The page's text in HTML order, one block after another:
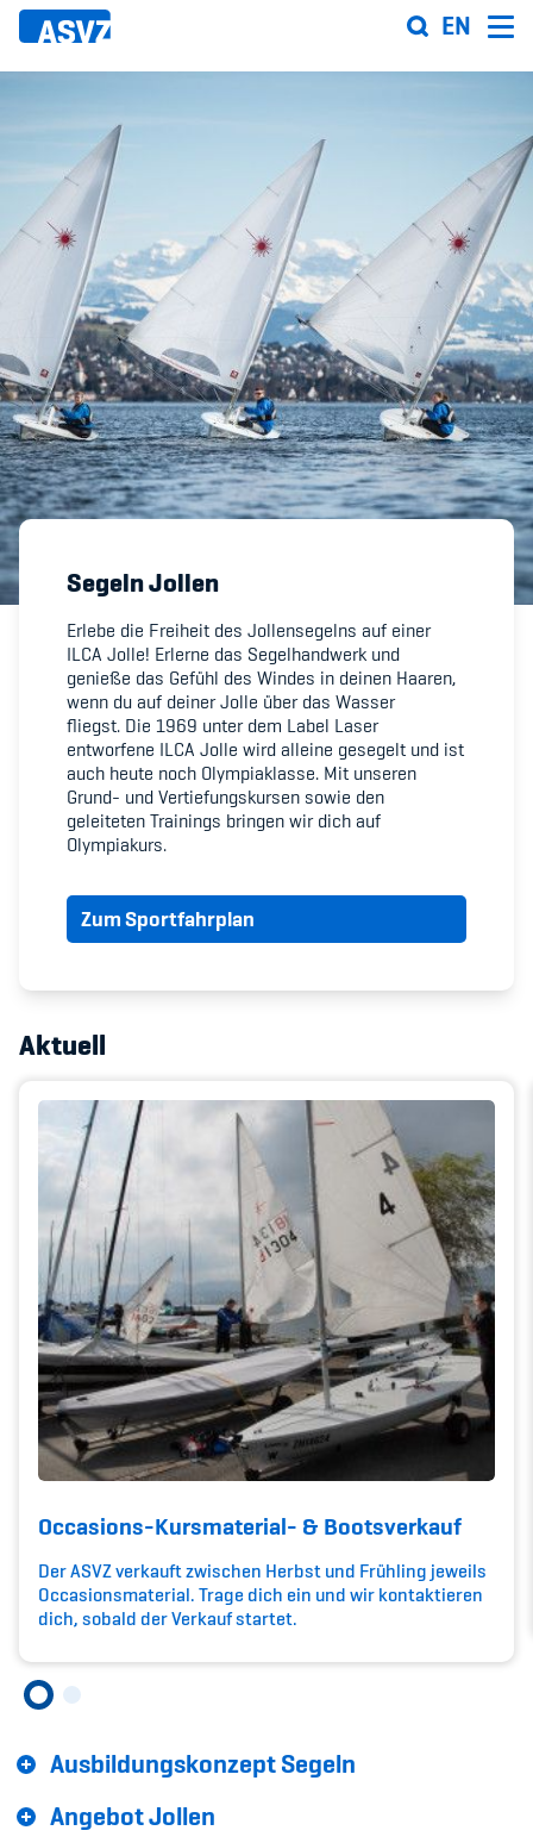
Direkt
zum
EN
Sportfahrplan
Sportarten
Sportanlagen
Events
ASVZ@home
Member's Manual / FAQ
Fairplay
Teilnahmeberechtigung
Blog
Diversität & Inklusion
Infomails
Krankenversicherung
Schwangerschaft & Sport
Spitzensport & Studium
Organisation
Team
Offene Stellen
Mitgliedervereine
Sponsoren und Partner
Netzwerk
Segeln Jollen
Erlebe die Freiheit des Jollensegelns auf einer
ILCA Jolle! Erlerne das Segelhandwerk und
genieße das Gefühl des Windes in deinen Haaren,
wenn du auf deiner Jolle über das Wasser
fliegst. Die 1969 unter dem Label Laser
entworfene ILCA Jolle wird alleine gesegelt und ist
auch heute noch Olympiaklasse. Mit unseren
Grund- und Vertiefungskursen sowie den
geleiteten Trainings bringen wir dich auf
Olympiakurs.
Zum Sportfahrplan
Aktuell
Occasions-Kursmaterial- & Bootsverkauf
Der ASVZ verkauft zwischen Herbst und Frühling jeweils
Occasionsmaterial. Trage dich ein und wir kontaktieren
dich, sobald der Verkauf startet.
Ausbildungskonzept Segeln
Angebot Jollen